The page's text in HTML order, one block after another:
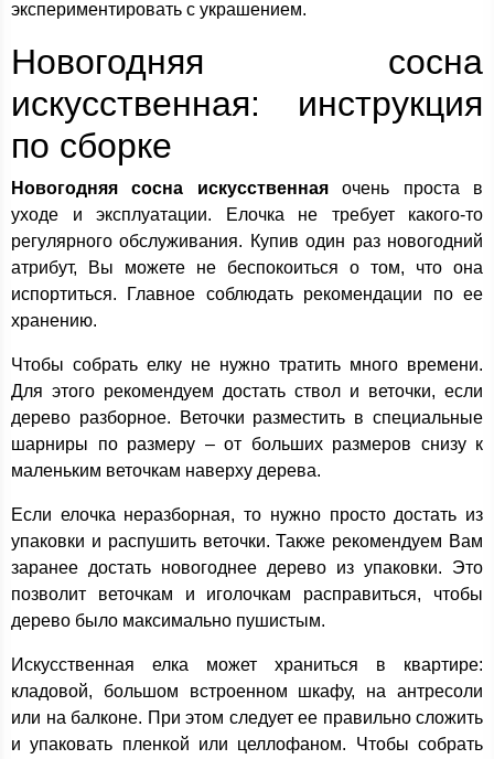
экспериментировать с украшением.
Новогодняя сосна
искусственная: инструкция
по сборке
Новогодняя сосна искусственнаяочень проста в
уходе и эксплуатации. Елочка не требует какого-то
регулярного обслуживания. Купив один раз новогодний
атрибут, Вы можете не беспокоиться о том, что она
испортиться. Главное соблюдать рекомендации по ее
хранению.
Чтобы собрать елку не нужно тратить много времени.
Для этого рекомендуем достать ствол и веточки, если
дерево разборное. Веточки разместить в специальные
шарниры по размеру – от больших размеров снизу к
маленьким веточкам наверху дерева.
Если елочка неразборная, то нужно просто достать из
упаковки и распушить веточки. Также рекомендуем Вам
заранее достать новогоднее дерево из упаковки. Это
позволит веточкам и иголочкам расправиться, чтобы
дерево было максимально пушистым.
Искусственная елка может храниться в квартире:
кладовой, большом встроенном шкафу, на антресоли
или на балконе. При этом следует ее правильно сложить
и упаковать пленкой или целлофаном. Чтобы собрать